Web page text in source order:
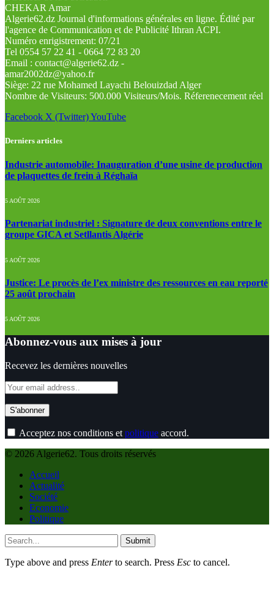
CHEKAR Amar
Algerie62.dz Journal d'informations générales en ligne. Édité par
l'agence de Communication et de Publicité Ithran ACPI.
Numéro enrigistrement: 07/21
Tel 0554 57 22 41 - 0664 72 83 20
Email : contact@algerie62.dz -
amar2002dz@yahoo.fr
Siège: 22 rue Mohamed Layachi Belouizdad Alger
Nombre de Visiteurs: 500.000 Visiteurs/Mois. Réferenecement réel
Facebook X (Twitter)YouTube
Derniers articles
Industrie automobile: Inauguration d’une usine de production
de plaquettes de frein à Réghaïa
5 AOÛT 2026
Partenariat industriel : Signature de deux conventions entre le
groupe GICA et Setllantis Algérie
5 AOÛT 2026
Justice: Le procès de l’ex ministre des ressources en eau reporté
25 août prochain
5 AOÛT 2026
Abonnez-vous aux mises à jour
Recevez les dernières nouvelles
Acceptez nos conditions et politique accord.
© 2026 Algerie62. Tous droits réservés
Accueil
Actualité
Société
Economie
Politique
Submit
Type above and press Enterto search. Press Esc to cancel.